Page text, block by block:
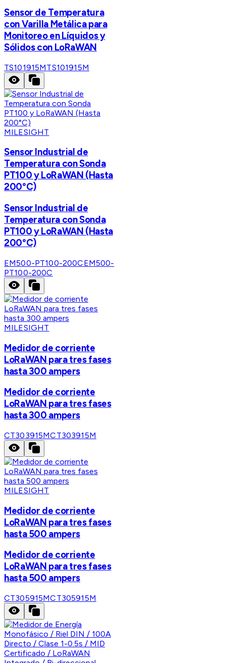
Sensor de Temperatura
con Varilla Metálica para
Monitoreo en Líquidos y
Sólidos con LoRaWAN
TS101915MTS101915M
MILESIGHT
Sensor Industrial de
Temperatura con Sonda
PT100 y LoRaWAN (Hasta
200°C)
Sensor Industrial de
Temperatura con Sonda
PT100 y LoRaWAN (Hasta
200°C)
EM500-PT100-200CEM500-
PT100-200C
MILESIGHT
Medidor de corriente
LoRaWAN para tres fases
hasta 300 ampers
Medidor de corriente
LoRaWAN para tres fases
hasta 300 ampers
CT303915MCT303915M
MILESIGHT
Medidor de corriente
LoRaWAN para tres fases
hasta 500 ampers
Medidor de corriente
LoRaWAN para tres fases
hasta 500 ampers
CT305915MCT305915M